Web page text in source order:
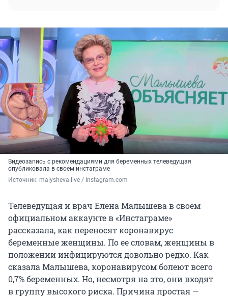
Видеозапись с рекомендациями для беременных телеведущая
опубликовала в своем инстаграме
Источник: malysheva.live / Instagram.com
Телеведущая и врач Елена Малышева в своем
официальном аккаунте в «Инстаграме»
рассказала, как переносят коронавирус
беременные женщины. По ее словам, женщины в
положении инфицируются довольно редко. Как
сказала Малышева, коронавирусом болеют всего
0,7% беременных. Но, несмотря на это, они входят
в группу высокого риска. Причина простая —